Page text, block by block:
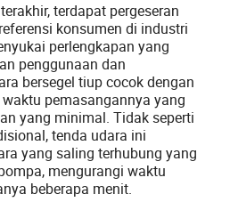
terdapat pergeseran
konsumen di industri
perlengkapan yang
penggunaan dan
bersegel tiup cocok dengan
pemasangannya yang
yang minimal. Tidak seperti
tenda udara ini
yang saling terhubung yang
mengurangi waktu
beberapa menit.